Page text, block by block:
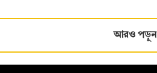
আরও পড়ুন